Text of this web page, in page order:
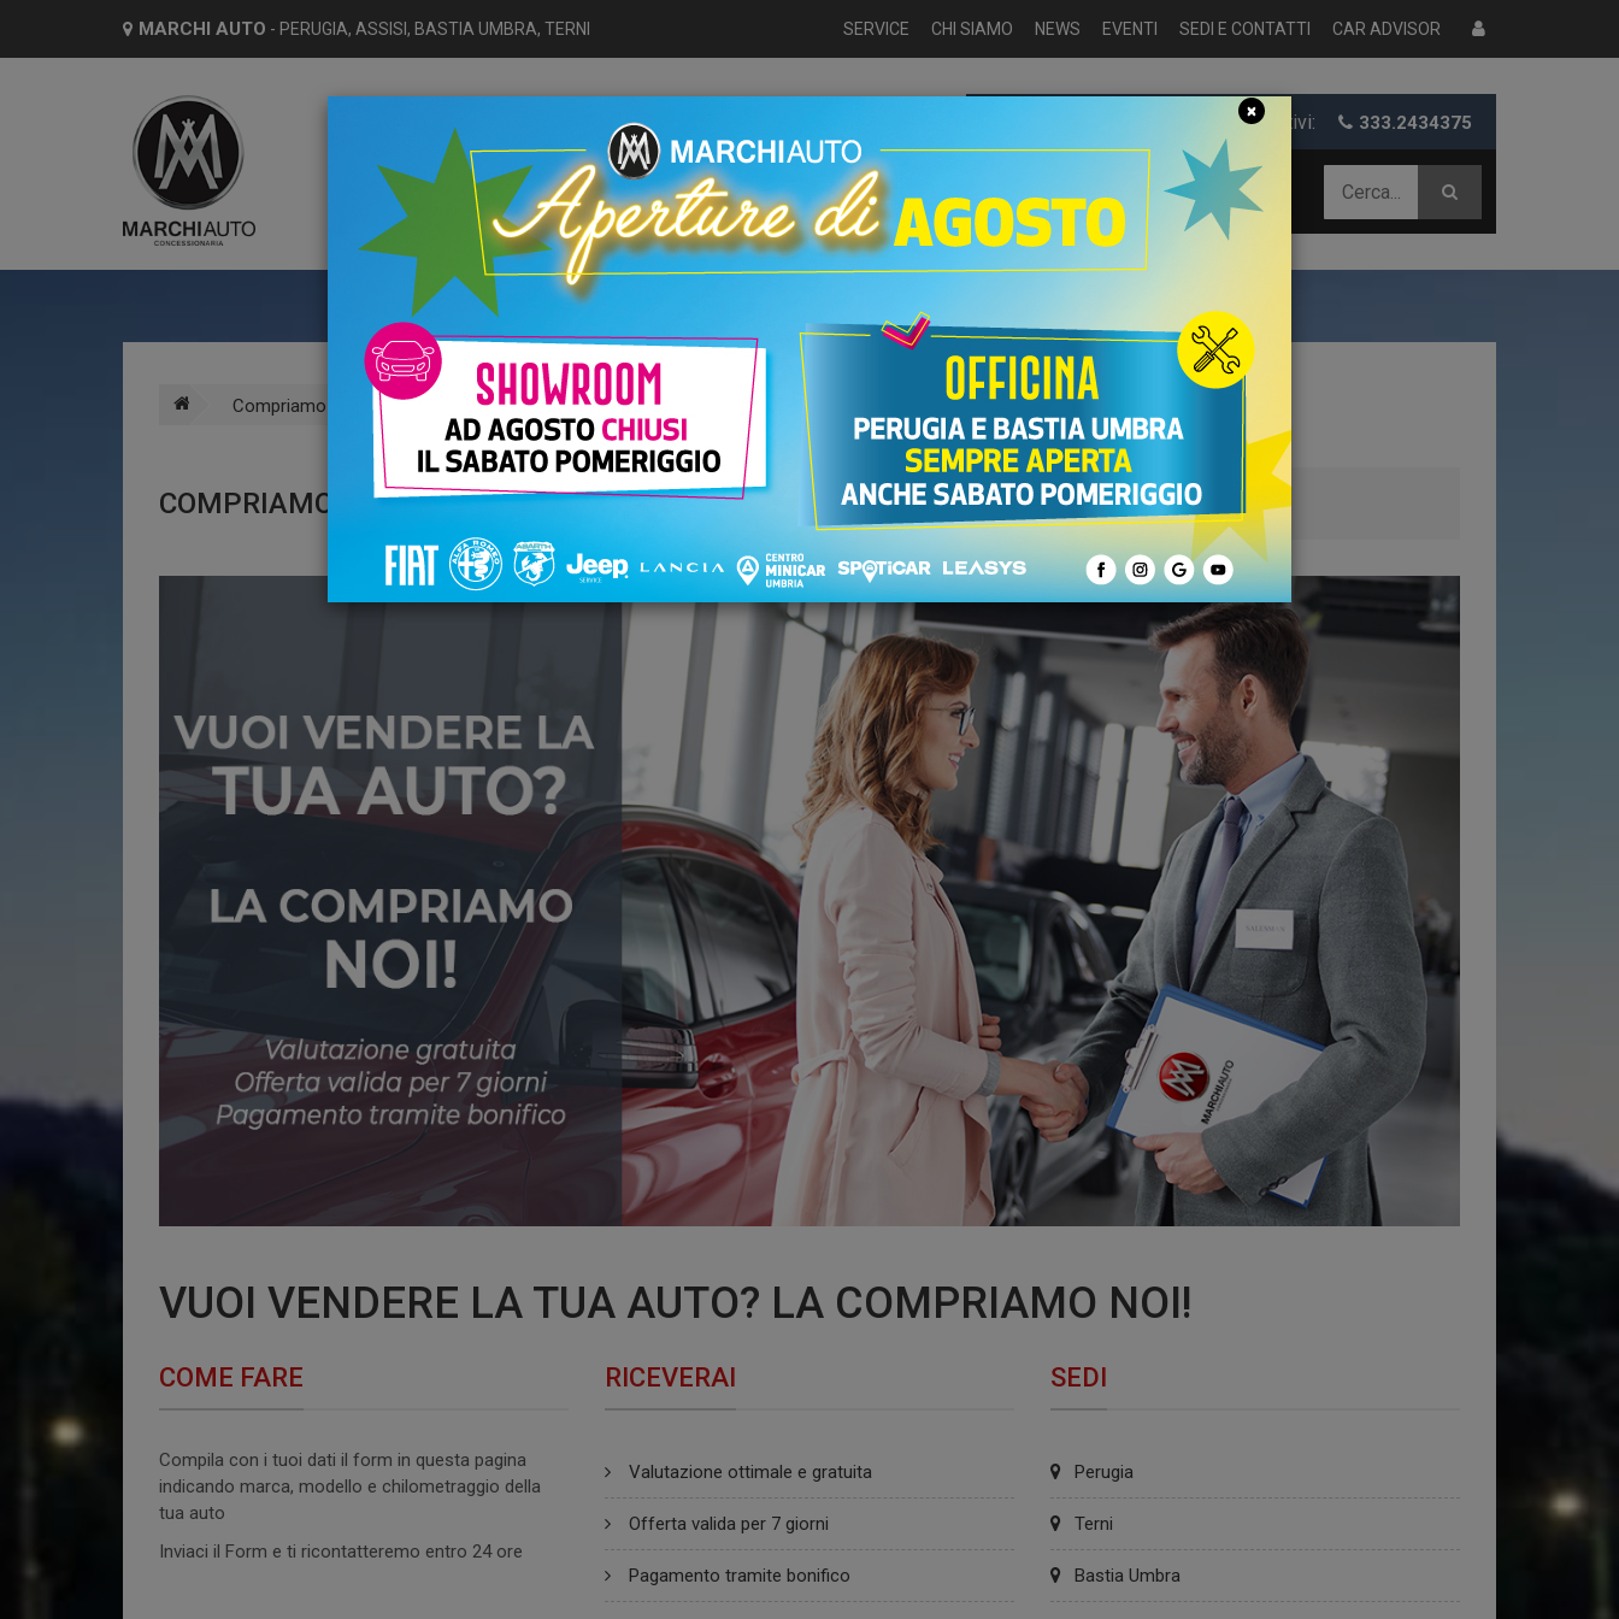
MARCHI AUTO - PERUGIA, ASSISI, BASTIA UMBRA, TERNI SERVICE CHI SIAMO NEWS EVENTI SEDI E CONTATTI CAR ADVISOR
Chiamaci per informazioni e preventivi: 333.2434375
HOME USATO NUOVO NOLEGGIO USATO AZIENDALE
Compriamo il tuo usato
COMPRIAMO IL TUO USATO
VUOI VENDERE LA TUA AUTO? LA COMPRIAMO NOI!
COME FARE
Compila con i tuoi dati il form in questa pagina
indicando marca, modello e chilometraggio della
tua auto
Inviaci il Form e ti ricontatteremo entro 24 ore
RICEVERAI
Valutazione ottimale e gratuita
Offerta valida per 7 giorni
Pagamento tramite bonifico
SEDI
Perugia
Terni
Bastia Umbra
×